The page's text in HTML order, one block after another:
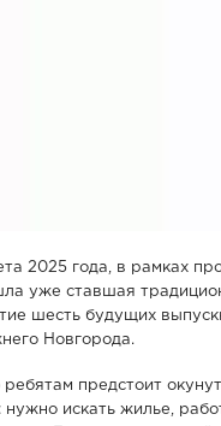
2025 года, в рамках
уже ставшая
шесть будущих
Новгорода.
предстоит
нужно искать жилье,